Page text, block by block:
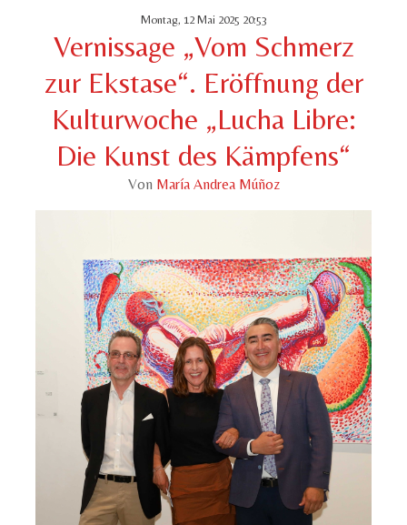
Montag, 12 Mai 2025 20:53
Vernissage „Vom Schmerz
zur Ekstase“. Eröffnung der
Kulturwoche „Lucha Libre:
Die Kunst des Kämpfens“
Von María Andrea Múñoz